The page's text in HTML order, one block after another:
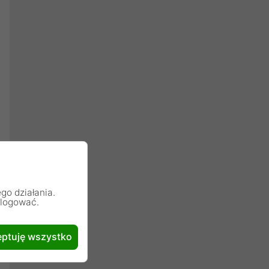
działania.
wszystko